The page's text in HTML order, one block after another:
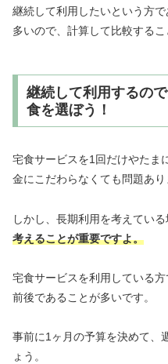
継続して利用したいという方
多いので、計算して比較するこ
継続して利用するの
食を選ぼう！
宅食サービスを1回だけやたま
金にこだわらなくても問題あり
しかし、長期利用を考えている
考えることが重要ですよ。
宅食サービスを利用している
前後であることが多いです。
事前に1ヶ月の予算を決めて、
ょう。